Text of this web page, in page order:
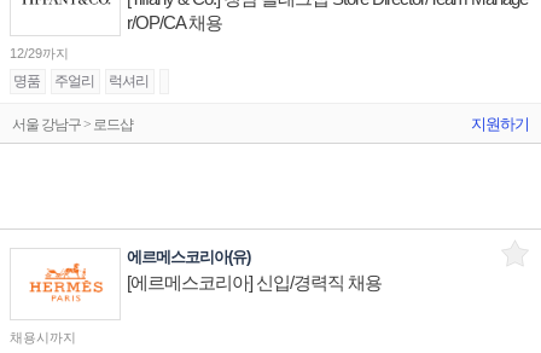
r/OP/CA 채용
12/29까지
명품 주얼리 럭셔리
서울 강남구 > 로드샵 지원하기
에르메스코리아(유)
[에르메스코리아] 신입/경력직 채용
채용시까지